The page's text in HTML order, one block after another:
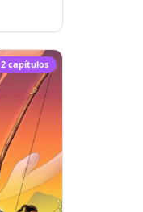
2capítulos